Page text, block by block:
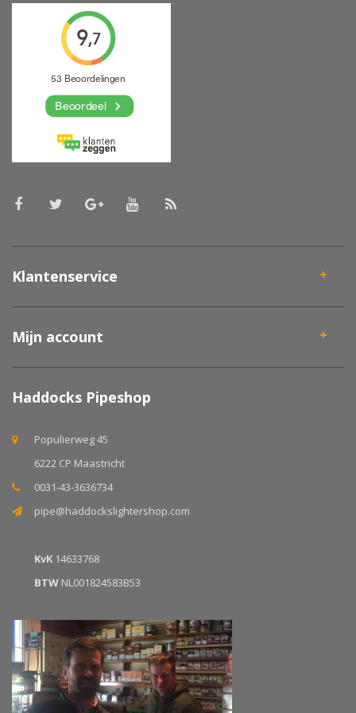
Klantenservice
Mijn account
Haddocks Pipeshop
Populierweg 45
6222 CP Maastricht
0031-43-3636734
pipe@haddockslightershop.com
KvK 14633768
BTW NL001824583B53